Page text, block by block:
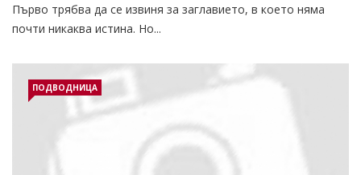
Първо трябва да се извиня за заглавието, в което няма
почти никаква истина. Но...
ПОДВОДНИЦА